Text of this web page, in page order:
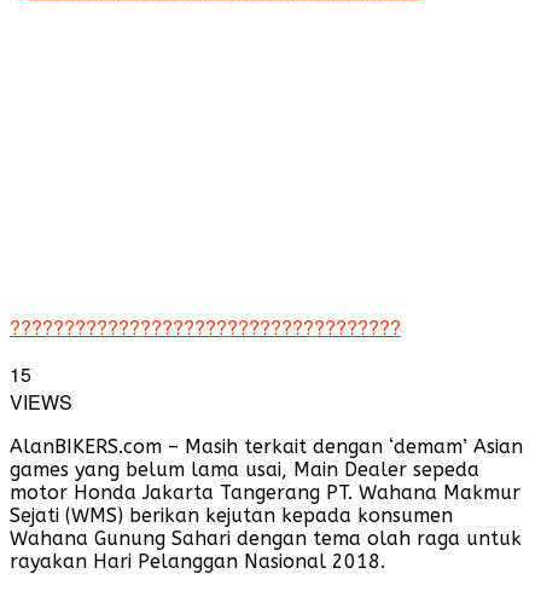
????????????????????????????????????
15
VIEWS
AlanBIKERS.com – Masih terkait dengan ‘demam’ Asian
games yang belum lama usai, Main Dealer sepeda
motor Honda Jakarta Tangerang PT. Wahana Makmur
Sejati (WMS) berikan kejutan kepada konsumen
Wahana Gunung Sahari dengan tema olah raga untuk
rayakan Hari Pelanggan Nasional 2018.